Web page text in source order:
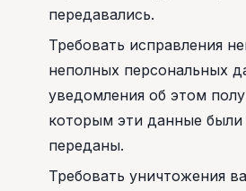
передавались.
Требовать исправления
неполных персональных
уведомления об этом
которым эти данные были
переданы.
Требовать уничтожения